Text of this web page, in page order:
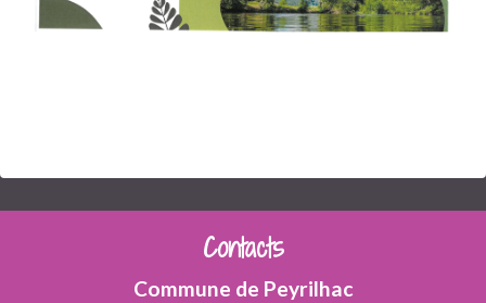
Contacts
Commune de Peyrilhac